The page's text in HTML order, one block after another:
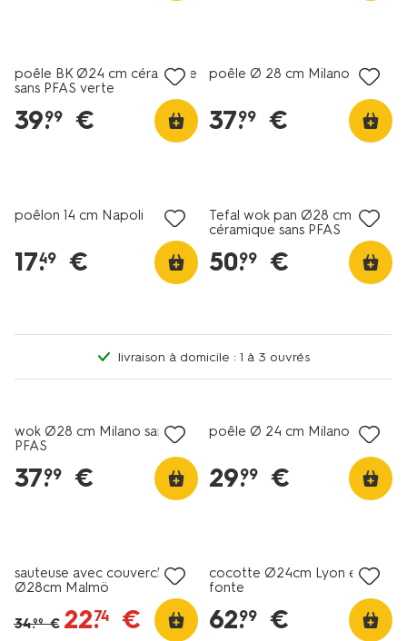
poêle BK Ø24 cm céramique
sans PFAS verte
39.
99 €
poêle Ø 28 cm Milano
37.
99 €
poêlon 14 cm Napoli
17.
49 €
Tefal wok pan Ø28 cm
céramique sans PFAS
50.
99 €
livraison à domicile : 1 à 3 ouvrés
wok Ø28 cm Milano sans
PFAS
37.
99 €
poêle Ø 24 cm Milano
29.
99 €
sauteuse avec couvercle
Ø28cm Malmö
34.99 € 22.
74 €
cocotte Ø24cm Lyon en
fonte
62.
99 €